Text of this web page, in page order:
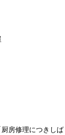
房修理につきしば